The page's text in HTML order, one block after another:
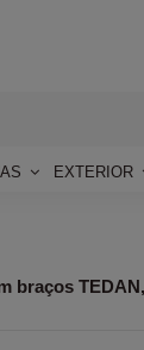
EXTERIOR
braços